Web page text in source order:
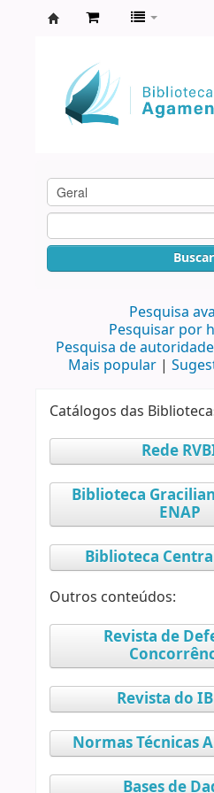
Agamenon
Magalhães
Buscar
Pesquisa
Pesquisar por
Pesquisa de autoridade
Mais popular
Catálogos das
Rede
Biblioteca
ENAP
Biblioteca
Outros conteúdos:
Revista de
Revista do
Normas Técnicas
Bases de